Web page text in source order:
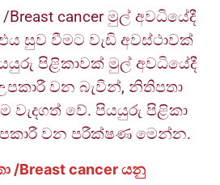
cancer මුල් අවධියේදී
සුව වීමට වැඩි අවස්ථාවක්
පිළිකාවක් මුල් අවධියේදී
වන බැවින්, නිතිපතා
වැදගත් වේ. පියයුරු පිළිකා
වන පරීක්ෂණ මෙන්න.
/Breast cancer යනු